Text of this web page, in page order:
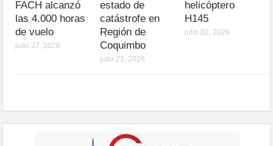
FACH alcanzó
las 4.000 horas
de vuelo
julio 27, 2026
estado de
catástrofe en
Región de
Coquimbo
julio 21, 2026
helicóptero
H145
julio 02, 2026